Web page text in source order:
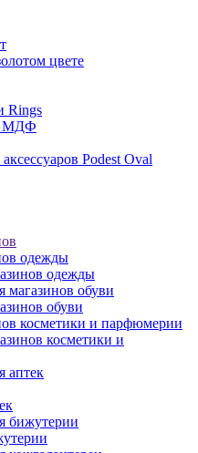
цвете
Rings
МДФ
Podest Oval
одежды
одежды
магазинов обуви
обуви
косметики и парфюмерии
косметики и
аптек
бижутерии